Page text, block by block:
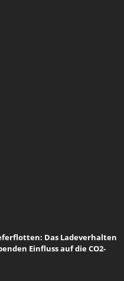
Das Ladeverhalten
Einfluss auf die CO2-